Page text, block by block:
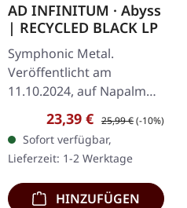
AD INFINITUM · Abyss
| RECYCLED BLACK LP
Symphonic Metal.
Veröffentlicht am
11.10.2024, auf Napalm
Records. Recyceltes
schwarzes Vinyl im
Gatefold-Cover. Die
schweizerisch-deutsche…
Verkaufspreis:
23,39 € Regulärer Preis:
25,99 €(-10%)
Sofort verfügbar,
Lieferzeit: 1-2 Werktage
HINZUFÜGEN